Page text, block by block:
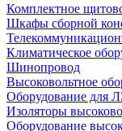
Комплектное
Шкафы сборной
Климатическое
Шинопровод
Высоковольтное
Оборудование для
Изоляторы
Оборудование